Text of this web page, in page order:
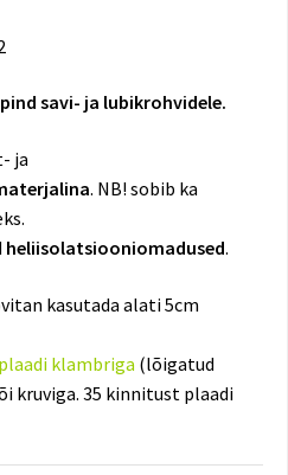
savi- ja lubikrohvidele.
ja
. NB! sobib ka
heliisolatsiooniomadused.
kasutada alati 5cm
klambriga (lõigatud
kruviga. 35 kinnitust plaadi